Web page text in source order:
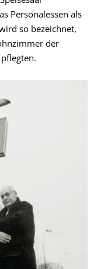
Personalessen als
so bezeichnet,
der